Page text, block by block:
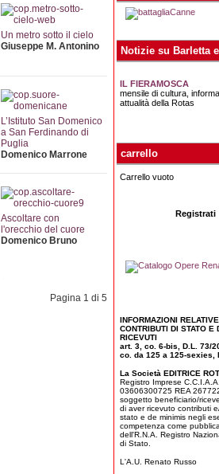
Un metro sotto il cielo
Giuseppe M. Antonino
L’Istituto San Domenico
a San Ferdinando di
Puglia
Domenico Marrone
Ascoltare con
l'orecchio del cuore
Domenico Bruno
Pagina 1 di 5
Notizie su Barletta
IL FIERAMOSCA
mensile di cultura,
attualità della Rotas
carrello
Carrello vuoto
Registrati
INFORMAZIONI
CONTRIBUTI DI STATO E
RICEVUTI
art. 3, co. 6-bis, D.L. 73/
co. da 125 a 125-sexies,
La Società EDITRICE
Registro Imprese
03606300725 REA
soggetto beneficiario/
di aver ricevuto contributi
stato e de minimis negli
competenza come
dell'R.N.A. Registro
di Stato.
L'A.U. Renato Russo